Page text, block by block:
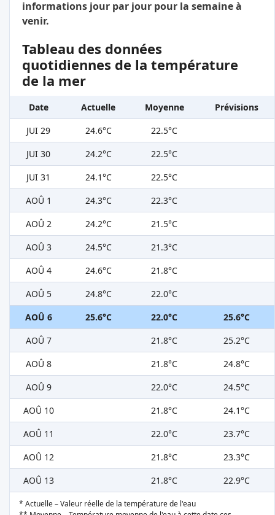
informations jour par jour pour la semaine à
venir.
Tableau des données
quotidiennes de la température
de la mer
Date Actuelle Moyenne
Prévisions
JUI 29
24.6°C
22.5°C
JUI 30
24.2°C
22.5°C
JUI 31
24.1°C
22.5°C
AOÛ 1
24.3°C
22.3°C
AOÛ 2
24.2°C
21.5°C
AOÛ 3
24.5°C
21.3°C
AOÛ 4
24.6°C
21.8°C
AOÛ 5
24.8°C
22.0°C
AOÛ 6
25.6°C 22.0°C
25.6°C
AOÛ 7
21.8°C
25.2°C
AOÛ 8
21.8°C
24.8°C
AOÛ 9
22.0°C
24.5°C
AOÛ 10
21.8°C
24.1°C
AOÛ 11
22.0°C
23.7°C
AOÛ 12
21.8°C
23.3°C
AOÛ 13
21.8°C 22.9°C
* Actuelle – Valeur réelle de la température de l'eau